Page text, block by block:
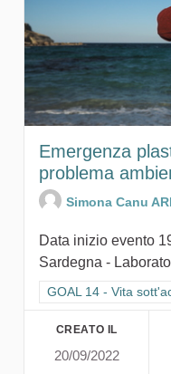
Emergenza
problema
Simona Canu
Data inizio evento
Sardegna -
Filtra i risultati per
GOAL 14 - Vita
CREATO IL
20/09/2022